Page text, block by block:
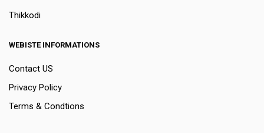
Thikkodi
WEBISTE INFORMATIONS
Contact US
Privacy Policy
Terms & Condtions